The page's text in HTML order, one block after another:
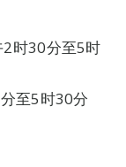
时30分至5时
至5时30分